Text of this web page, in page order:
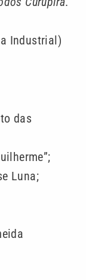
Industrial)
das
Luna;